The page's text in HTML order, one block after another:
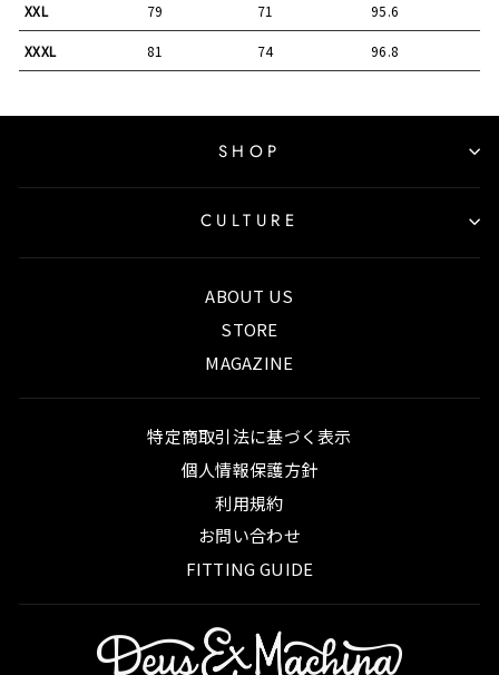
XXL 79 71 95.6
XXXL 81 74 96.8
SHOP
CULTURE
ABOUT US
STORE
MAGAZINE
特定商取引法に基づく表示
個人情報保護方針
利用規約
お問い合わせ
FITTING GUIDE